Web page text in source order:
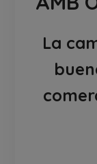
La